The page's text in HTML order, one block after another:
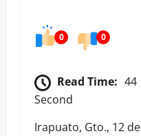
0 0
Read Time: 44
Second
Irapuato, Gto., 12 de